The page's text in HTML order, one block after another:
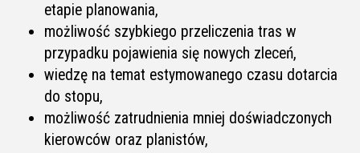
etapie planowania,
możliwość szybkiego przeliczenia tras w
przypadku pojawienia się nowych zleceń,
wiedzę na temat estymowanego czasu dotarcia
do stopu,
możliwość zatrudnienia mniej doświadczonych
kierowców oraz planistów,